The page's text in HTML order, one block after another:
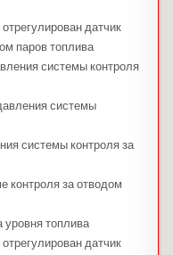
датчик
паров топлива
системы контроля
системы
системы контроля за
контроля за отводом
уровня топлива
датчик